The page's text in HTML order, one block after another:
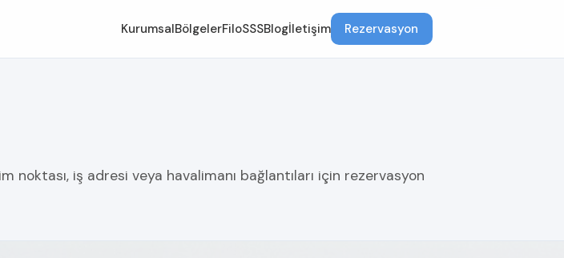
KurumsalBölgelerFiloSSSBlogİletişim Rezervasyon
noktası, iş adresi veya havalimanı bağlantıları için rezervasyon